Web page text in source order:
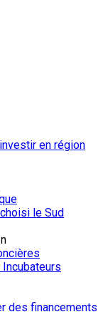
en région
le Sud
des financements